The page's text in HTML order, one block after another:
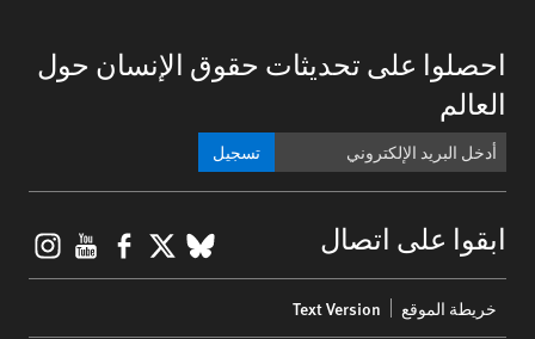
احصلوا على تحديثات حقوق الإنسان حول
العالم
تسجيل
ابقوا على اتصال BlueSky
X
menu
خريطة الموقع Text Version